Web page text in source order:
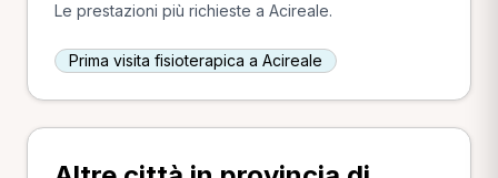
Le prestazioni più richieste a Acireale.
Prima visita fisioterapica a Acireale